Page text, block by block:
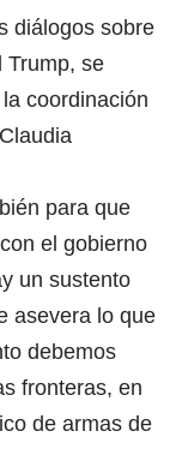
diálogos sobre
Trump, se
coordinación
para que
el gobierno
un sustento
asevera lo que
debemos
fronteras, en
de armas de